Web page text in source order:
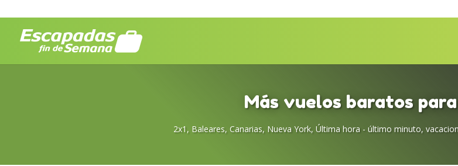
Más vuelos baratos
2x1, Baleares, Canarias, Nueva York, Última hora - último minuto,